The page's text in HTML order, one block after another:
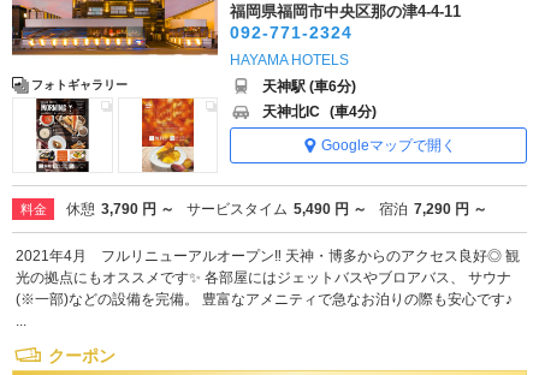
フォトギャラリー
福岡県福岡市中央区那の津4-4-11
092-771-2324
HAYAMA HOTELS
天神駅 (車6分)
天神北IC (車4分)
Googleマップで開く
料金 休憩 3,790 円 ～ サービスタイム 5,490 円 ～ 宿泊 7,290 円 ～
2021年4月 フルリニューアルオープン‼ 天神・博多からのアクセス良好◎ 観
光の拠点にもオススメです✨ 各部屋にはジェットバスやブロアバス、 サウナ
(※一部)などの設備を完備。 豊富なアメニティで急なお泊りの際も安心です♪
...
クーポン